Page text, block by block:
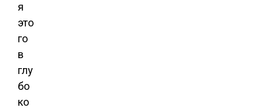
я
это
го
в
глу
бо
ко